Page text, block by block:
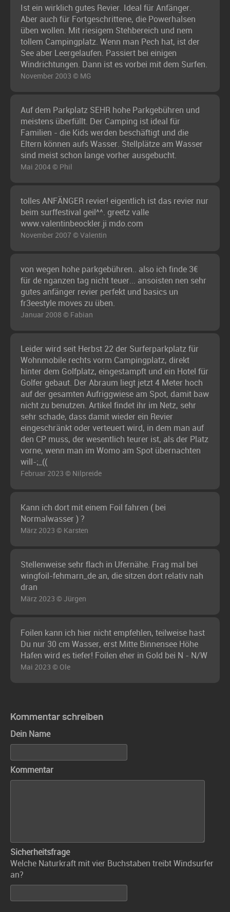
Ist ein wirklich gutes Revier. Ideal für Anfänger.
Aber auch für Fortgeschrittene, die Powerhalsen
üben wollen. Mit riesigem Stehbereich und nem
tollem Campingplatz. Wenn man Pech hat, ist der
See aber Leergelaufen. Passiert bei einigen
Windrichtungen. Dann ist es vorbei mit dem Surfen.
November 2003 © MG
Auf dem Parkplatz SEHR hohe Parkgebühren und
meistens überfüllt. Der Camping ist ideal für
Familien - die Kids werden beschäftigt und die
Eltern können aufs Wasser. Stellplätze am Wasser
sind meist schon lange vorher ausgebucht.
Mai 2004 © Phil
tolles ANFÄNGER revier! eigentlich ist das revier nur
beim surffestival geil^^. greetz valle
www.valentinbeockler.ji mdo.com
November 2007 © Valentin
von wegen hohe parkgebühren.. also ich finde 3€
für de nganzen tag nicht teuer... ansoisten nen sehr
gutes anfänger revier perfekt und basics un
fr3eestyle moves zu üben.
Januar 2008 © Fabian
Leider wird seit Herbst 22 der Surferparkplatz für
Wohnmobile rechts vorm Campingplatz, direkt
hinter dem Golfplatz, eingestampft und ein Hotel für
Golfer gebaut. Der Abraum liegt jetzt 4 Meter hoch
auf der gesamten Aufriggwiese am Spot, damit baw
nicht zu benutzen. Artikel findet ihr im Netz, sehr
sehr schade, dass damit wieder ein Revier
eingeschränkt oder verteuert wird, in dem man auf
den CP muss, der wesentlich teurer ist, als der Platz
vorne, wenn man im Womo am Spot übernachten
will-;_((
Februar 2023 © Nilpreide
Kann ich dort mit einem Foil fahren ( bei
Normalwasser ) ?
März 2023 © Karsten
Stellenweise sehr flach in Ufernähe. Frag mal bei
wingfoil-fehmarn_de an, die sitzen dort relativ nah
dran
März 2023 © Jürgen
Foilen kann ich hier nicht empfehlen, teilweise hast
Du nur 30 cm Wasser, erst Mitte Binnensee Höhe
Hafen wird es tiefer! Foilen eher in Gold bei N - N/W
Mai 2023 © Ole
Kommentar schreiben
Dein Name
Kommentar
Sicherheitsfrage
Welche Naturkraft mit vier Buchstaben treibt Windsurfer
an?